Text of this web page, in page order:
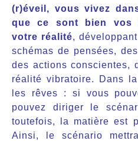
(r)éveil, vous vivez
que ce sont bien vos
votre réalité,
schémas de pensées,
des actions conscientes,
réalité vibratoire. Dans
les rêves : si vous
pouvez diriger le
toutefois, la matière est
Ainsi, le scénario